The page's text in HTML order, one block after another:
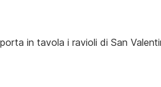
in tavola i ravioli di San